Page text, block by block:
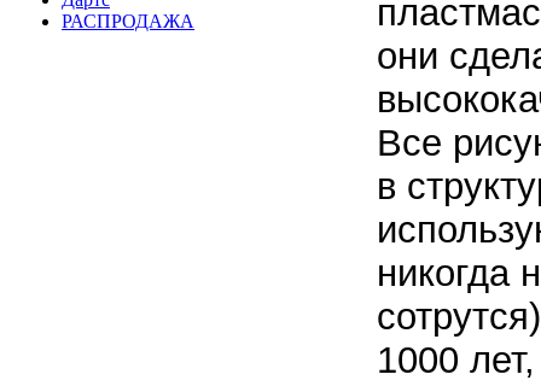
РАСПРОДАЖА
они
Все
в
никогда
1000